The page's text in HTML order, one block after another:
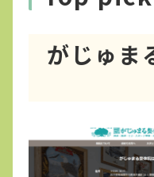
がじゅ